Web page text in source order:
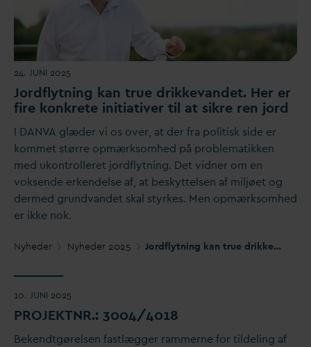
24. JUNI 2025
Jordflytning kan true drikkevandet. Her er
fire konkrete initiativer til at sikre ren jord
I DANVA glæder vi os over, at der fra politisk side er
kommet større opmærksomhed på problematikken
med ukontrolleret jordflytning. Det vidner om en
voksende erkendelse af, at beskyttelsen af miljøet og
dermed grundvandet skal styrkes. Men opmærksomhed
er ikke nok.
Nyheder Nyheder 2025 Jordflytning kan true drikke
v
10. JUNI 2025
PROJEKTNR.: 3004/4018
Bekendtgørelsen fastlægger rammerne for tildeling af